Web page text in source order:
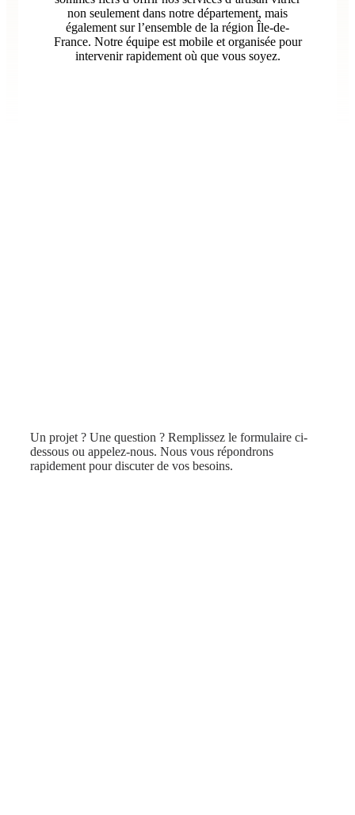
non seulement dans notre département, mais
également sur l’ensemble de la région Île-de-
France. Notre équipe est mobile et organisée pour
intervenir rapidement où que vous soyez.
Un projet ? Une question ? Remplissez le formulaire ci-
dessous ou appelez-nous. Nous vous répondrons
rapidement pour discuter de vos besoins.